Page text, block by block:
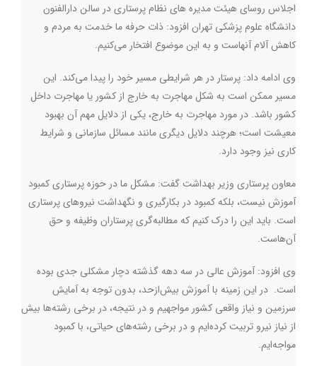
اجلاس روسای هیئت مدیره های نظام پرستاری در سالن دارالفنون
دانشگاه علوم پزشکی تهران افزود: ذات حرفه ما خدمت به مردم و
کاهش آلام آنهاست و به این موضوع افتخار می‌کنیم.
وی ادامه داد: پرستار در هر شرایطی مسیر خود را پیدا می‌کند. این
مسیر ممکن است به شکل مهاجرت به خارج از کشور یا مهاجرت داخل
کشور باشد. در مورد مهاجرت به خارج، یکی از دلایل مهم آن بهبود
معیشت است؛ هرچند دلایل دیگری مانند مسائل سازمانی و شرایط
کاری نیز وجود دارد.
معاون پرستاری وزیر بهداشت گفت: مشکل ما در حوزه پرستاری کمبود
آموزش نیست، بلکه کمبود در بکارگیری و نگهداشت نیروهای پرستاری
است. باید این را درک کنیم که مطالبه‌گری پرستاران وظیفه و حق
آن‌هاست.
وی افزود: آموزش عالی در سه دهه‌ گذشته دچار مشکلی جدی بوده
است. در این زمینه با آموزش بیش‌ازحد، بدون توجه به آمایش
سرزمین و نیاز واقعی کشور مواجهیم و در نتیجه، در برخی رشته‌ها بیش
‌از نیاز نیرو تربیت کرده‌ایم و در برخی رشته‌های حیاتی، با کمبود
مواجه‌ایم.